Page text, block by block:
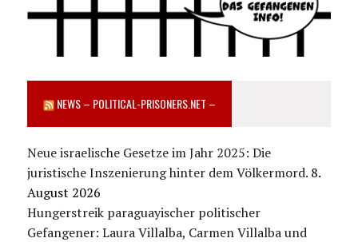
NEWS – POLITICAL-PRISONERS.NET –
Neue israelische Gesetze im Jahr 2025: Die
juristische Inszenierung hinter dem Völkermord. 8.
August 2026
Hungerstreik paraguayischer politischer
Gefangener: Laura Villalba, Carmen Villalba und